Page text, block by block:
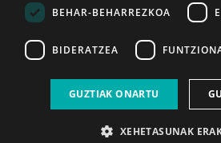
2026ko eka. 1a
BEHAR-BEHARREZKOA
BIDERATZEA
GUZTIAK ONARTU
XEHETASUNAK